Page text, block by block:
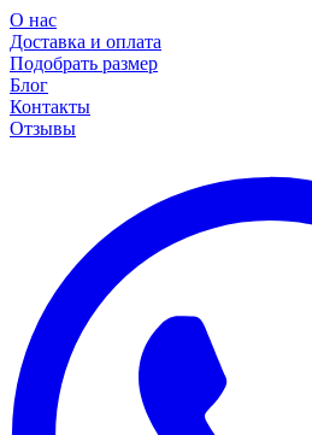
О нас
Доставка и оплата
Подобрать размер
Блог
Контакты
Отзывы